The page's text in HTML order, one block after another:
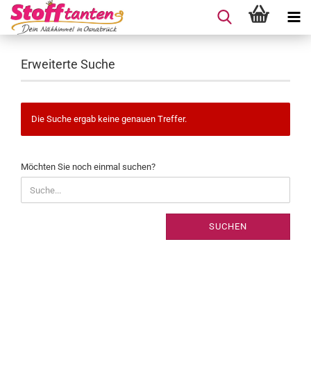
Erweiterte Suche
Die Suche ergab keine genauen Treffer.
MÖCHTEN
SIE
NOCH
EINMAL
Möchten Sie noch einmal suchen?
SUCHEN